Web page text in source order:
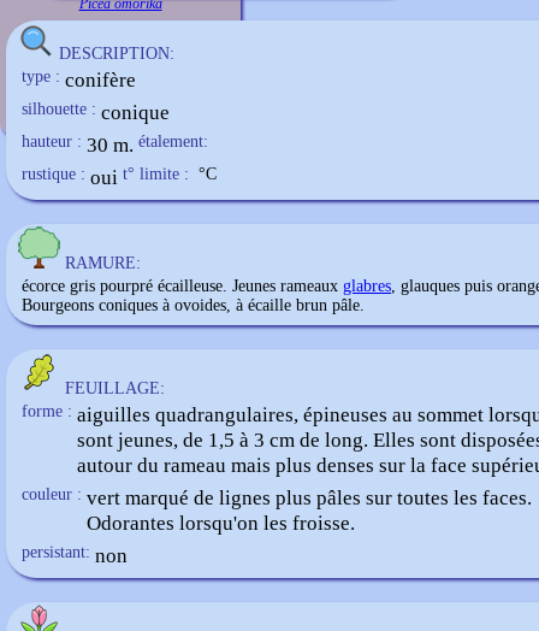
Picea omorika
DESCRIPTION:
type : conifère
silhouette : conique
hauteur : 30 m. étalement:
rustique : oui t° limite : °C
RAMURE:
écorce gris pourpré écailleuse. Jeunes rameaux glabres, glauques puis
Bourgeons coniques à ovoides, à écaille brun pâle.
FEUILLAGE:
forme : aiguilles quadrangulaires, épineuses au sommet
sont jeunes, de 1,5 à 3 cm de long. Elles sont
autour du rameau mais plus denses sur la face
couleur : vert marqué de lignes plus pâles sur toutes les faces.
Odorantes lorsqu'on les froisse.
persistant: non